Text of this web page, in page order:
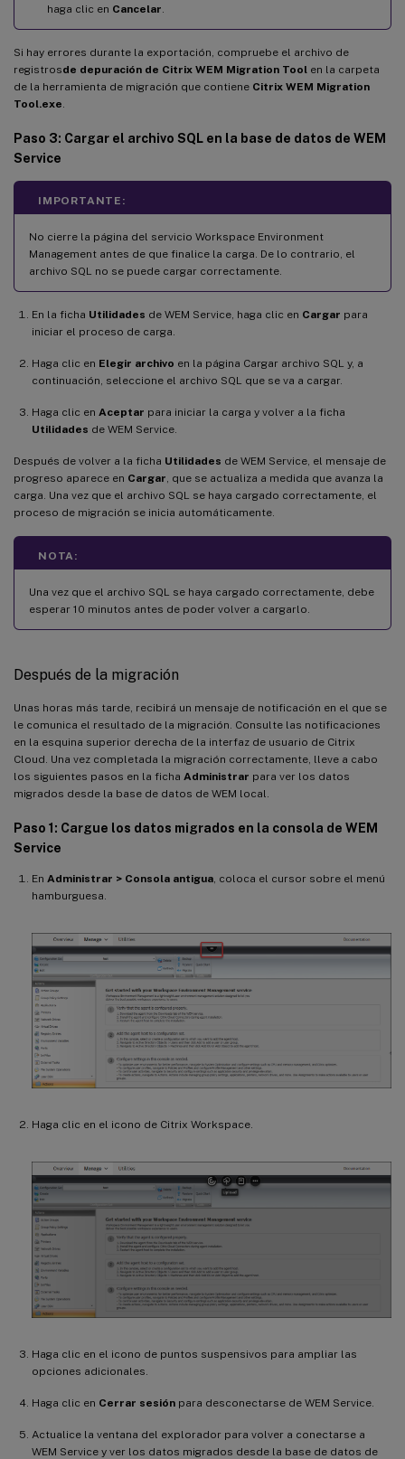
haga clic en Cancelar.
Si hay errores durante la exportación, compruebe el archivo de
registrosde depuración de Citrix WEM Migration Tool en la carpeta
de la herramienta de migración que contiene Citrix WEM Migration
Tool.exe.
Paso 3: Cargar el archivo SQL en la base de datos de WEM
Service
IMPORTANTE:
No cierre la página del servicio Workspace Environment
Management antes de que finalice la carga. De lo contrario, el
archivo SQL no se puede cargar correctamente.
En la ficha Utilidades de WEM Service, haga clic en Cargar para
iniciar el proceso de carga.
Haga clic en Elegir archivo en la página Cargar archivo SQL y, a
continuación, seleccione el archivo SQL que se va a cargar.
Haga clic en Aceptar para iniciar la carga y volver a la ficha
Utilidades de WEM Service.
Después de volver a la ficha Utilidades de WEM Service, el mensaje de
progreso aparece en Cargar, que se actualiza a medida que avanza la
carga. Una vez que el archivo SQL se haya cargado correctamente, el
proceso de migración se inicia automáticamente.
NOTA:
Una vez que el archivo SQL se haya cargado correctamente, debe
esperar 10 minutos antes de poder volver a cargarlo.
Después de la migración
Unas horas más tarde, recibirá un mensaje de notificación en el que se
le comunica el resultado de la migración. Consulte las notificaciones
en la esquina superior derecha de la interfaz de usuario de Citrix
Cloud. Una vez completada la migración correctamente, lleve a cabo
los siguientes pasos en la ficha Administrar para ver los datos
migrados desde la base de datos de WEM local.
Paso 1: Cargue los datos migrados en la consola de WEM
Service
En Administrar > Consola antigua, coloca el cursor sobre el menú
hamburguesa.
Haga clic en el icono de Citrix Workspace.
Haga clic en el icono de puntos suspensivos para ampliar las
opciones adicionales.
Haga clic en Cerrar sesión para desconectarse de WEM Service.
Actualice la ventana del explorador para volver a conectarse a
WEM Service y ver los datos migrados desde la base de datos de